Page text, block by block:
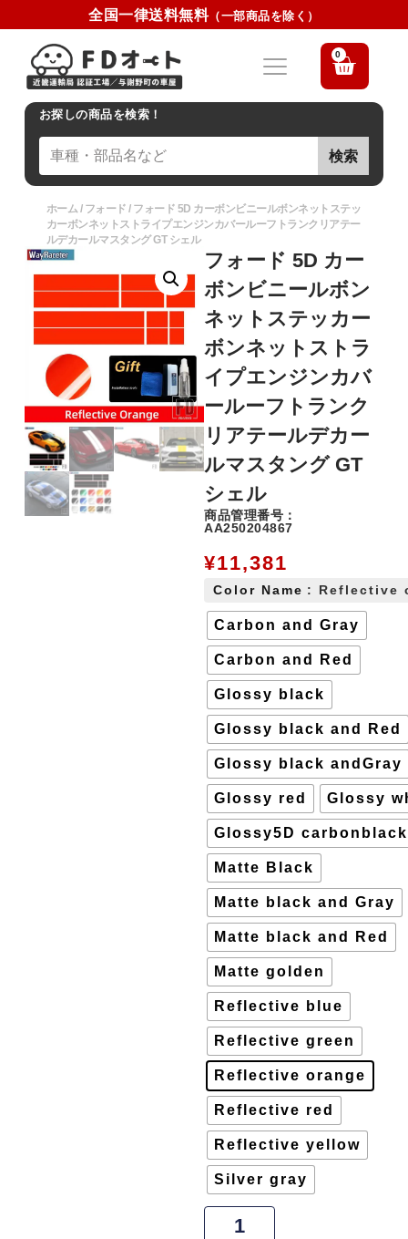
全国一律送料無料（一部商品を除く）
0
お探しの商品を検索！
検索
ホーム / フォード / フォード 5D カーボンビニールボンネットステッ
カーボンネットストライプエンジンカバールーフトランクリアテー
ルデカールマスタング GT シェル
フォード 5D カー
ボンビニールボン
ネットステッカー
ボンネットストラ
イプエンジンカバ
ールーフトランク
リアテールデカー
ルマスタング GT
シェル
商品管理番号：
AA250204867
¥11,381
Color Name : Reflective
Carbon and Gray
Carbon and Red
Glossy black
Glossy black and Red
Glossy black andGray
Glossy red Glossy
Glossy5D carbonblack
Matte Black
Matte black and Gray
Matte black and Red
Matte golden
Reflective blue
Reflective green
Reflective orange
Reflective red
Reflective yellow
Silver gray